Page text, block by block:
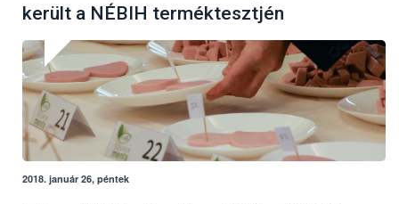
került a NÉBIH terméktesztjén
2018. január 26, péntek